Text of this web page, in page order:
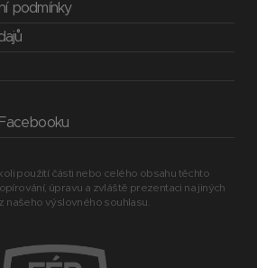
podmínky
použití části nebo celého obsahu těchto
úpravu a zvláště prezentaci na jiných
našeho výslovného souhlasu.